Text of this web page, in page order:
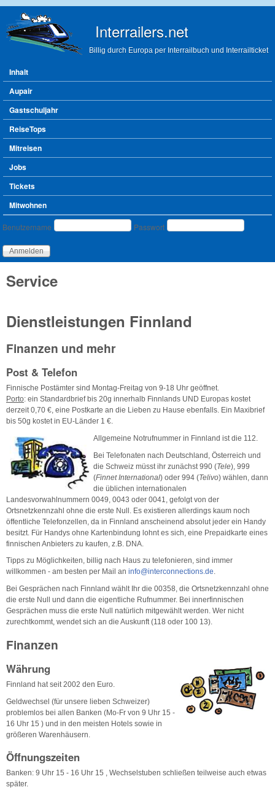
Interrailers.net
Billig durch Europa per Interrailbuch und Interrailticket
Hauptmenü
Inhalt
Aupair
Gastschuljahr
ReiseTops
Mitreisen
Jobs
Tickets
Mitwohnen
Benutzeranmeldung
Benutzername Passwort
Service
Dienstleistungen Finnland
Finanzen und mehr
Post & Telefon
Finnische Postämter sind Montag-Freitag von 9-18 Uhr geöffnet.
Porto: ein Standardbrief bis 20g innerhalb Finnlands UND Europas kostet
derzeit 0,70 €, eine Postkarte an die Lieben zu Hause ebenfalls. Ein Maxibrief
bis 50g kostet in EU-Länder 1 €.
Allgemeine Notrufnummer in Finnland ist die 112.
Bei Telefonaten nach Deutschland, Österreich und
die Schweiz müsst ihr zunächst 990 (Tele), 999
(Finnet International) oder 994 (Telivo) wählen, dann
die üblichen internationalen
Landesvorwahlnummern 0049, 0043 oder 0041, gefolgt von der
Ortsnetzkennzahl ohne die erste Null. Es existieren allerdings kaum noch
öffentliche Telefonzellen, da in Finnland anscheinend absolut jeder ein Handy
besitzt. Für Handys ohne Kartenbindung lohnt es sich, eine Prepaidkarte eines
finnischen Anbieters zu kaufen, z.B. DNA.
Tipps zu Möglichkeiten, billig nach Haus zu telefonieren, sind immer
willkommen - am besten per Mail an info@interconnections.de.
Bei Gesprächen nach Finnland wählt Ihr die 00358, die Ortsnetzkennzahl ohne
die erste Null und dann die eigentliche Rufnummer. Bei innerfinnischen
Gesprächen muss die erste Null natürlich mitgewählt werden. Wer nicht
zurechtkommt, wendet sich an die Auskunft (118 oder 100 13).
Finanzen
Währung
Finnland hat seit 2002 den Euro.
Geldwechsel (für unsere lieben Schweizer)
problemlos bei allen Banken (Mo-Fr von 9 Uhr 15 -
16 Uhr 15 ) und in den meisten Hotels sowie in
größeren Warenhäusern.
Öffnungszeiten
Banken: 9 Uhr 15 - 16 Uhr 15 , Wechselstuben schließen teilweise auch etwas
später.